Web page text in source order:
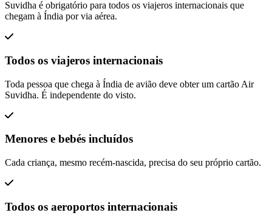
Suvidha é obrigatório para todos os viajeros internacionais que
chegam à Índia por via aérea.
Todos os viajeros internacionais
Toda pessoa que chega à Índia de avião deve obter um cartão Air
Suvidha. É independente do visto.
Menores e bebés incluídos
Cada criança, mesmo recém-nascida, precisa do seu próprio cartão.
Todos os aeroportos internacionais